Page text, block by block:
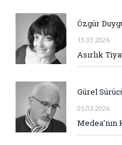
Özgür
13.03.2026
Asırlık
Gürel
05.03.2026
Medea’nın